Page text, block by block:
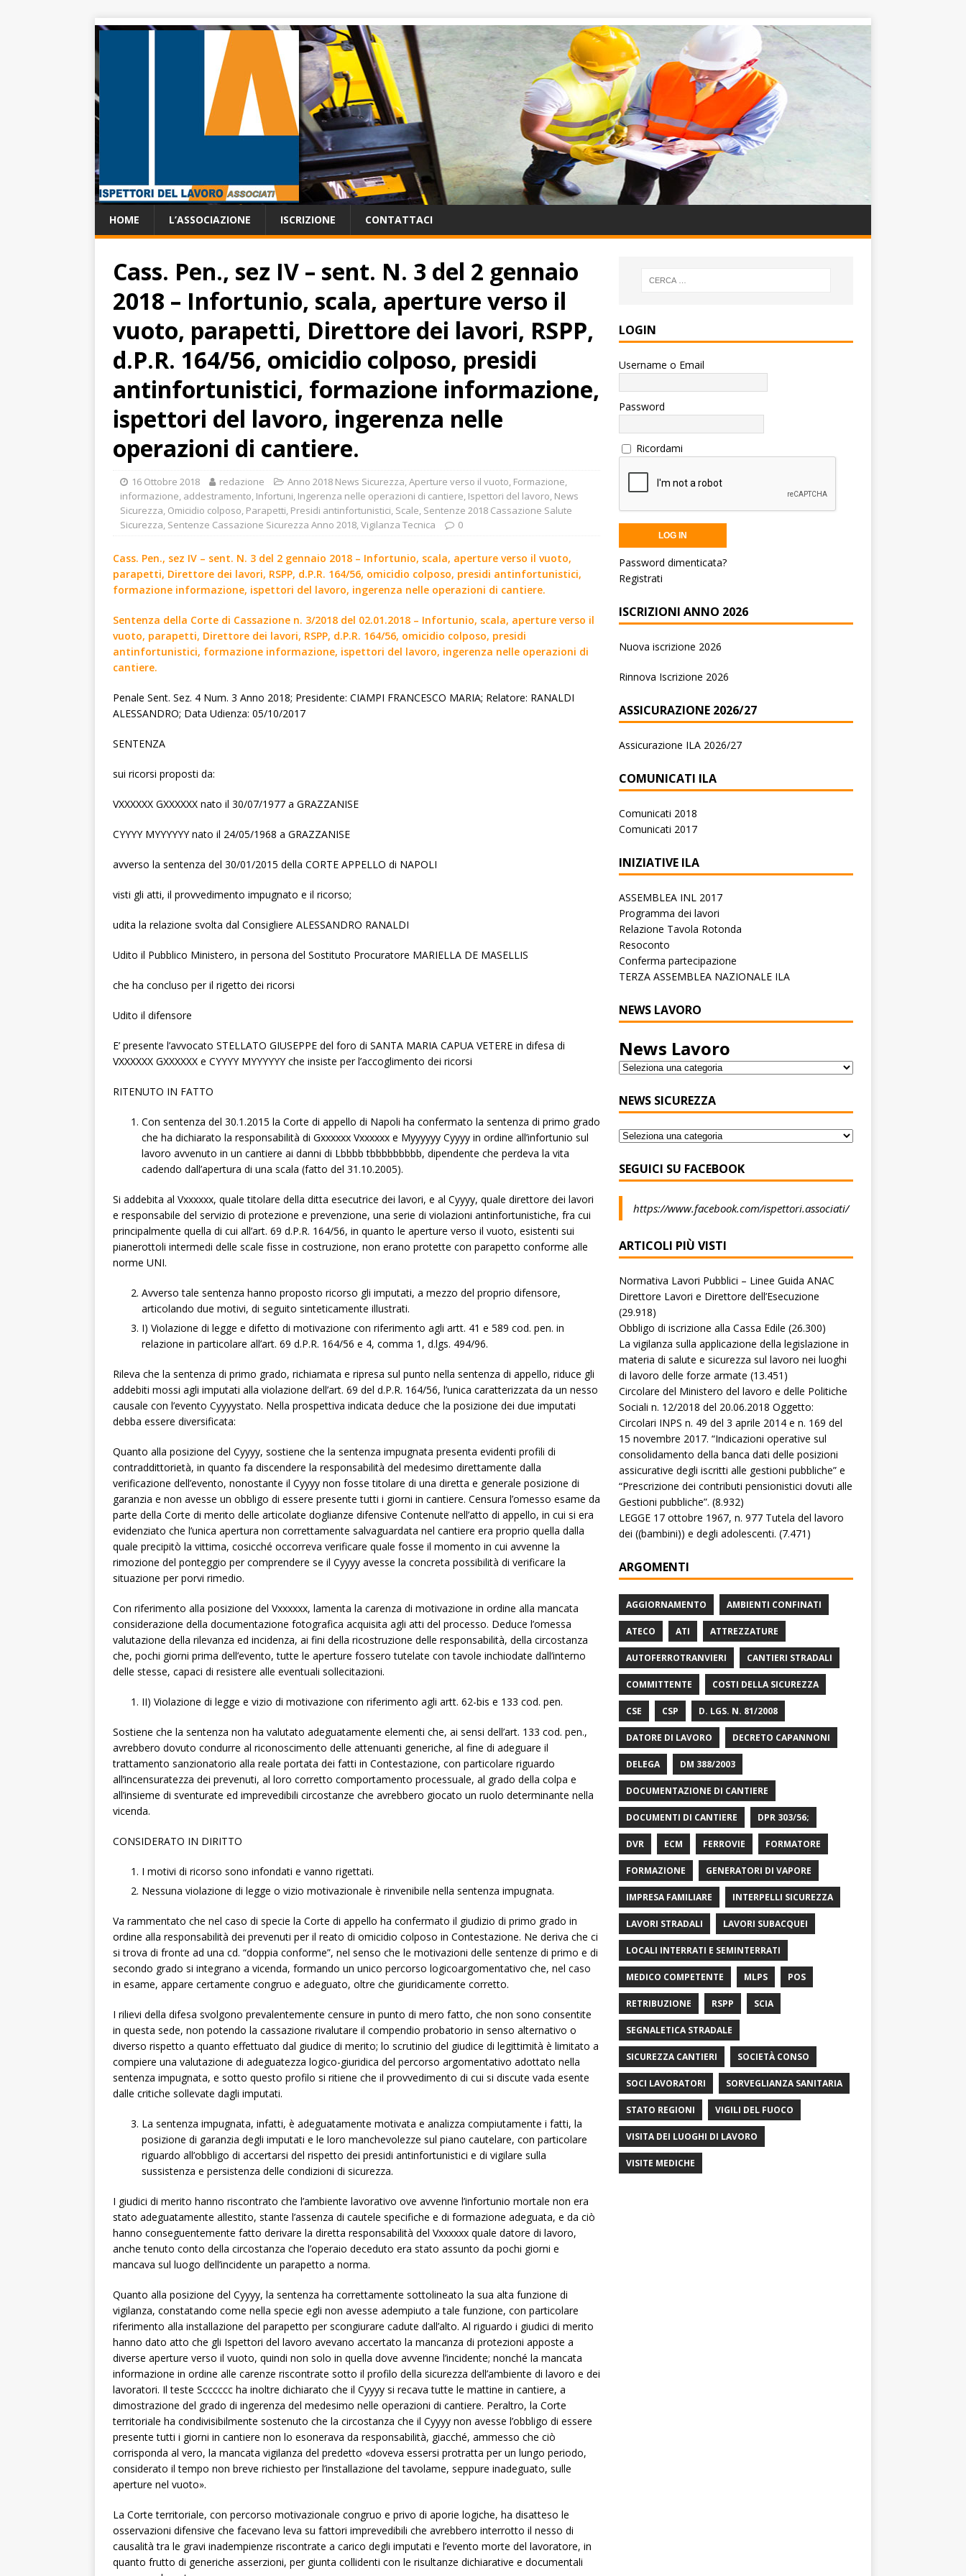
HOME L’ASSOCIAZIONE ISCRIZIONE CONTATTACI
Cass. Pen., sez IV – sent. N. 3 del 2 gennaio
2018 – Infortunio, scala, aperture verso il
vuoto, parapetti, Direttore dei lavori, RSPP,
d.P.R. 164/56, omicidio colposo, presidi
antinfortunistici, formazione informazione,
ispettori del lavoro, ingerenza nelle
operazioni di cantiere.
16 Ottobre 2018 redazione Anno 2018 News Sicurezza,Aperture verso il vuoto, Formazione,
informazione, addestramento, Infortuni, Ingerenza nelle operazioni di cantiere, Ispettori del lavoro, News
Sicurezza, Omicidio colposo, Parapetti, Presidi antinfortunistici, Scale, Sentenze 2018 Cassazione Salute
Sicurezza, Sentenze Cassazione Sicurezza Anno 2018,Vigilanza Tecnica 0
Cass. Pen., sez IV – sent. N. 3 del 2 gennaio 2018 – Infortunio, scala, aperture verso il vuoto,
parapetti, Direttore dei lavori, RSPP, d.P.R. 164/56, omicidio colposo, presidi antinfortunistici,
formazione informazione, ispettori del lavoro, ingerenza nelle operazioni di cantiere.
Sentenza della Corte di Cassazione n. 3/2018 del 02.01.2018 – Infortunio, scala, aperture verso il
vuoto, parapetti, Direttore dei lavori, RSPP, d.P.R. 164/56, omicidio colposo, presidi
antinfortunistici, formazione informazione, ispettori del lavoro, ingerenza nelle operazioni di
cantiere.
Penale Sent. Sez. 4 Num. 3 Anno 2018; Presidente: CIAMPI FRANCESCO MARIA; Relatore: RANALDI
ALESSANDRO; Data Udienza: 05/10/2017
SENTENZA
sui ricorsi proposti da:
VXXXXXX GXXXXXX nato il 30/07/1977 a GRAZZANISE
CYYYY MYYYYYY nato il 24/05/1968 a GRAZZANISE
avverso la sentenza del 30/01/2015 della CORTE APPELLO di NAPOLI
visti gli atti, il provvedimento impugnato e il ricorso;
udita la relazione svolta dal Consigliere ALESSANDRO RANALDI
Udito il Pubblico Ministero, in persona del Sostituto Procuratore MARIELLA DE MASELLIS
che ha concluso per il rigetto dei ricorsi
Udito il difensore
E’ presente l’avvocato STELLATO GIUSEPPE del foro di SANTA MARIA CAPUA VETERE in difesa di
VXXXXXX GXXXXXX e CYYYY MYYYYYY che insiste per l’accoglimento dei ricorsi
RITENUTO IN FATTO
Con sentenza del 30.1.2015 la Corte di appello di Napoli ha confermato la sentenza di primo grado
che ha dichiarato la responsabilità di Gxxxxxx Vxxxxxx e Myyyyyy Cyyyy in ordine all’infortunio sul
lavoro avvenuto in un cantiere ai danni di Lbbbb tbbbbbbbbb, dipendente che perdeva la vita
cadendo dall’apertura di una scala (fatto del 31.10.2005).
Si addebita al Vxxxxxx, quale titolare della ditta esecutrice dei lavori, e al Cyyyy, quale direttore dei lavori
e responsabile del servizio di protezione e prevenzione, una serie di violazioni antinfortunistiche, fra cui
principalmente quella di cui all’art. 69 d.P.R. 164/56, in quanto le aperture verso il vuoto, esistenti sui
pianerottoli intermedi delle scale fisse in costruzione, non erano protette con parapetto conforme alle
norme UNI.
Avverso tale sentenza hanno proposto ricorso gli imputati, a mezzo del proprio difensore,
articolando due motivi, di seguito sinteticamente illustrati.
I) Violazione di legge e difetto di motivazione con riferimento agli artt. 41 e 589 cod. pen. in
relazione in particolare all’art. 69 d.P.R. 164/56 e 4, comma 1, d.lgs. 494/96.
Rileva che la sentenza di primo grado, richiamata e ripresa sul punto nella sentenza di appello, riduce gli
addebiti mossi agli imputati alla violazione dell’art. 69 del d.P.R. 164/56, l’unica caratterizzata da un nesso
causale con l’evento Cyyyystato. Nella prospettiva indicata deduce che la posizione dei due imputati
debba essere diversificata:
Quanto alla posizione del Cyyyy, sostiene che la sentenza impugnata presenta evidenti profili di
contraddittorietà, in quanto fa discendere la responsabilità del medesimo direttamente dalla
verificazione dell’evento, nonostante il Cyyyy non fosse titolare di una diretta e generale posizione di
garanzia e non avesse un obbligo di essere presente tutti i giorni in cantiere. Censura l’omesso esame da
parte della Corte di merito delle articolate doglianze difensive Contenute nell’atto di appello, in cui si era
evidenziato che l’unica apertura non correttamente salvaguardata nel cantiere era proprio quella dalla
quale precipitò la vittima, cosicché occorreva verificare quale fosse il momento in cui avvenne la
rimozione del ponteggio per comprendere se il Cyyyy avesse la concreta possibilità di verificare la
situazione per porvi rimedio.
Con riferimento alla posizione del Vxxxxxx, lamenta la carenza di motivazione in ordine alla mancata
considerazione della documentazione fotografica acquisita agli atti del processo. Deduce l’omessa
valutazione della rilevanza ed incidenza, ai fini della ricostruzione delle responsabilità, della circostanza
che, pochi giorni prima dell’evento, tutte le aperture fossero tutelate con tavole inchiodate dall’interno
delle stesse, capaci di resistere alle eventuali sollecitazioni.
II) Violazione di legge e vizio di motivazione con riferimento agli artt. 62-bis e 133 cod. pen.
Sostiene che la sentenza non ha valutato adeguatamente elementi che, ai sensi dell’art. 133 cod. pen.,
avrebbero dovuto condurre al riconoscimento delle attenuanti generiche, al fine di adeguare il
trattamento sanzionatorio alla reale portata dei fatti in Contestazione, con particolare riguardo
all’incensuratezza dei prevenuti, al loro corretto comportamento processuale, al grado della colpa e
all’insieme di sventurate ed imprevedibili circostanze che avrebbero giocato un ruolo determinante nella
vicenda.
CONSIDERATO IN DIRITTO
I motivi di ricorso sono infondati e vanno rigettati.
Nessuna violazione di legge o vizio motivazionale è rinvenibile nella sentenza impugnata.
Va rammentato che nel caso di specie la Corte di appello ha confermato il giudizio di primo grado in
ordine alla responsabilità dei prevenuti per il reato di omicidio colposo in Contestazione. Ne deriva che ci
si trova di fronte ad una cd. “doppia conforme”, nel senso che le motivazioni delle sentenze di primo e di
secondo grado si integrano a vicenda, formando un unico percorso logicoargomentativo che, nel caso
in esame, appare certamente congruo e adeguato, oltre che giuridicamente corretto.
I rilievi della difesa svolgono prevalentemente censure in punto di mero fatto, che non sono consentite
in questa sede, non potendo la cassazione rivalutare il compendio probatorio in senso alternativo o
diverso rispetto a quanto effettuato dal giudice di merito; lo scrutinio del giudice di legittimità è limitato a
compiere una valutazione di adeguatezza logico-giuridica del percorso argomentativo adottato nella
sentenza impugnata, e sotto questo profilo si ritiene che il provvedimento di cui si discute vada esente
dalle critiche sollevate dagli imputati.
La sentenza impugnata, infatti, è adeguatamente motivata e analizza compiutamente i fatti, la
posizione di garanzia degli imputati e le loro manchevolezze sul piano cautelare, con particolare
riguardo all’obbligo di accertarsi del rispetto dei presidi antinfortunistici e di vigilare sulla
sussistenza e persistenza delle condizioni di sicurezza.
I giudici di merito hanno riscontrato che l’ambiente lavorativo ove avvenne l’infortunio mortale non era
stato adeguatamente allestito, stante l’assenza di cautele specifiche e di formazione adeguata, e da ciò
hanno conseguentemente fatto derivare la diretta responsabilità del Vxxxxxx quale datore di lavoro,
anche tenuto conto della circostanza che l’operaio deceduto era stato assunto da pochi giorni e
mancava sul luogo dell’incidente un parapetto a norma.
Quanto alla posizione del Cyyyy, la sentenza ha correttamente sottolineato la sua alta funzione di
vigilanza, constatando come nella specie egli non avesse adempiuto a tale funzione, con particolare
riferimento alla installazione del parapetto per scongiurare cadute dall’alto. Al riguardo i giudici di merito
hanno dato atto che gli Ispettori del lavoro avevano accertato la mancanza di protezioni apposte a
diverse aperture verso il vuoto, quindi non solo in quella dove avvenne l’incidente; nonché la mancata
informazione in ordine alle carenze riscontrate sotto il profilo della sicurezza dell’ambiente di lavoro e dei
lavoratori. Il teste Scccccc ha inoltre dichiarato che il Cyyyy si recava tutte le mattine in cantiere, a
dimostrazione del grado di ingerenza del medesimo nelle operazioni di cantiere. Peraltro, la Corte
territoriale ha condivisibilmente sostenuto che la circostanza che il Cyyyy non avesse l’obbligo di essere
presente tutti i giorni in cantiere non lo esonerava da responsabilità, giacché, ammesso che ciò
corrisponda al vero, la mancata vigilanza del predetto «doveva essersi protratta per un lungo periodo,
considerato il tempo non breve richiesto per l’installazione del tavolame, seppure inadeguato, sulle
aperture nel vuoto».
La Corte territoriale, con percorso motivazionale congruo e privo di aporie logiche, ha disatteso le
osservazioni difensive che facevano leva su fattori imprevedibili che avrebbero interrotto il nesso di
causalità tra le gravi inadempienze riscontrate a carico degli imputati e l’evento morte del lavoratore, in
quanto frutto di generiche asserzioni, per giunta collidenti con le risultanze dichiarative e documentali
LOGIN
Username o Email
Password
Ricordami
Password dimenticata?
Registrati
ISCRIZIONI ANNO 2026
Nuova iscrizione 2026
Rinnova Iscrizione 2026
ASSICURAZIONE 2026/27
Assicurazione ILA 2026/27
COMUNICATI ILA
Comunicati 2018
Comunicati 2017
INIZIATIVE ILA
ASSEMBLEA INL 2017
Programma dei lavori
Relazione Tavola Rotonda
Resoconto
Conferma partecipazione
TERZA ASSEMBLEA NAZIONALE ILA
NEWS LAVORO
News Lavoro
NEWS SICUREZZA
SEGUICI SU FACEBOOK
https://www.facebook.com/ispettori.associati/
ARTICOLI PIÙ VISTI
Normativa Lavori Pubblici – Linee Guida ANAC
Direttore Lavori e Direttore dell’Esecuzione
(29.918)
Obbligo di iscrizione alla Cassa Edile (26.300)
La vigilanza sulla applicazione della legislazione in
materia di salute e sicurezza sul lavoro nei luoghi
di lavoro delle forze armate (13.451)
Circolare del Ministero del lavoro e delle Politiche
Sociali n. 12/2018 del 20.06.2018 Oggetto:
Circolari INPS n. 49 del 3 aprile 2014 e n. 169 del
15 novembre 2017. “Indicazioni operative sul
consolidamento della banca dati delle posizioni
assicurative degli iscritti alle gestioni pubbliche” e
“Prescrizione dei contributi pensionistici dovuti alle
Gestioni pubbliche”. (8.932)
LEGGE 17 ottobre 1967, n. 977 Tutela del lavoro
dei ((bambini)) e degli adolescenti. (7.471)
ARGOMENTI
AGGIORNAMENTO AMBIENTI CONFINATI
ATECO ATI ATTREZZATURE
AUTOFERROTRANVIERI CANTIERI STRADALI
COMMITTENTE COSTI DELLA SICUREZZA
CSE CSP D. LGS. N. 81/2008
DATORE DI LAVORO DECRETO CAPANNONI
DELEGA DM 388/2003
DOCUMENTAZIONE DI CANTIERE
DOCUMENTI DI CANTIERE DPR 303/56;
DVR ECM FERROVIE FORMATORE
FORMAZIONE GENERATORI DI VAPORE
IMPRESA FAMILIARE INTERPELLI SICUREZZA
LAVORI STRADALI LAVORI SUBACQUEI
LOCALI INTERRATI E SEMINTERRATI
MEDICO COMPETENTE MLPS POS
RETRIBUZIONE RSPP SCIA
SEGNALETICA STRADALE
SICUREZZA CANTIERI SOCIETÀ CONSO
SOCI LAVORATORI SORVEGLIANZA SANITARIA
STATO REGIONI VIGILI DEL FUOCO
VISITA DEI LUOGHI DI LAVORO
VISITE MEDICHE